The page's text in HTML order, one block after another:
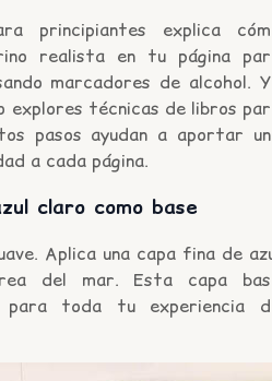
principiantes explica
realista en tu página
marcadores de alcohol.
explores técnicas de libros
pasos ayudan a aportar
a cada página.
claro como base
Aplica una capa fina de
del mar. Esta capa
para toda tu experiencia